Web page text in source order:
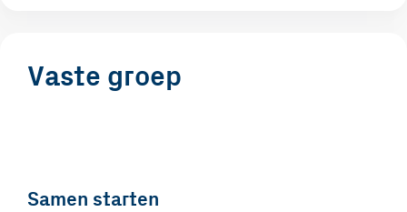
Vaste groep
Samen starten